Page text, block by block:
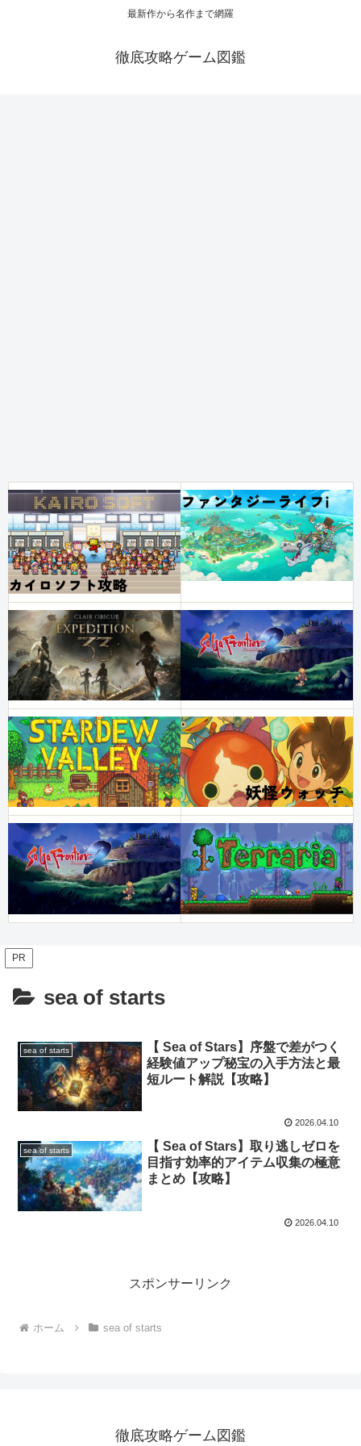
最新作から名作まで網羅
徹底攻略ゲーム図鑑
PR
sea of starts
sea of starts
【 Sea of Stars】序盤で差がつく
経験値アップ秘宝の入手方法と最
短ルート解説【攻略】
2026.04.10
sea of starts
【 Sea of Stars】取り逃しゼロを
目指す効率的アイテム収集の極意
まとめ【攻略】
2026.04.10
スポンサーリンク
ホーム sea of starts
徹底攻略ゲーム図鑑